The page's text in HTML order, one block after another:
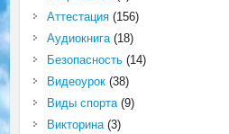
Аттестация(156)
Аудиокнига(18)
Безопасность(14)
Видеоурок(38)
Виды спорта(9)
Викторина(3)